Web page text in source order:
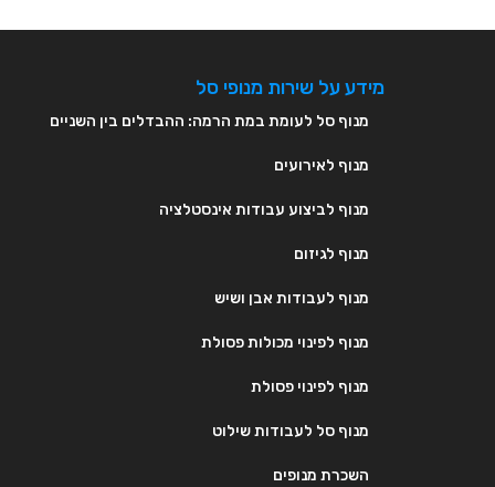
מידע על שירות מנופי סל
מנוף סל לעומת במת הרמה: ההבדלים בין השניים
מנוף לאירועים
מנוף לביצוע עבודות אינסטלציה
מנוף לגיזום
מנוף לעבודות אבן ושיש
מנוף לפינוי מכולות פסולת
מנוף לפינוי פסולת
מנוף סל לעבודות שילוט
השכרת מנופים